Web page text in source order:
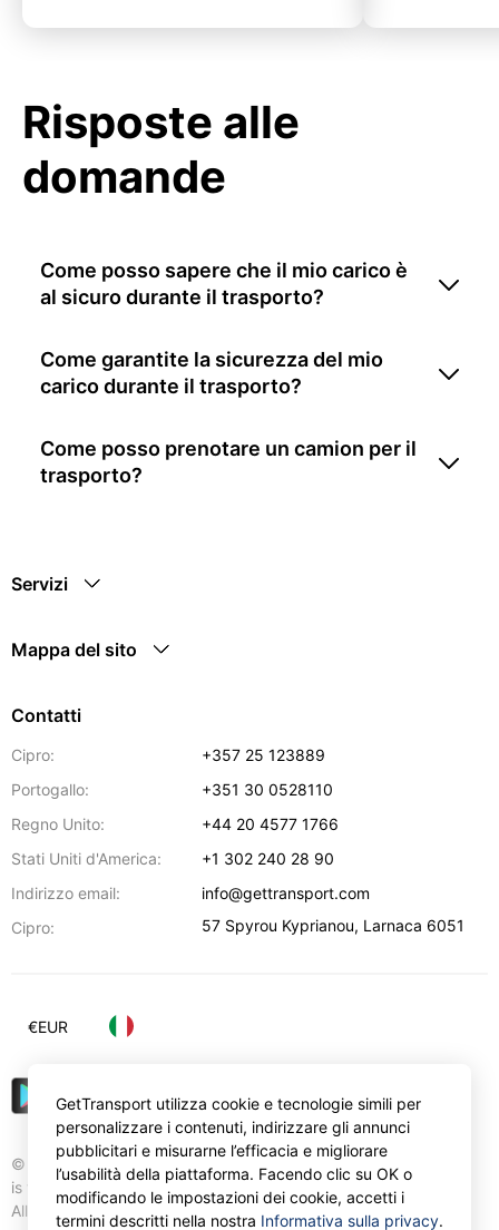
Risposte alle
domande
Come posso sapere che il mio carico è
al sicuro durante il trasporto?
Come garantite la sicurezza del mio
carico durante il trasporto?
Come posso prenotare un camion per il
trasporto?
Servizi
Mappa del sito
Contatti
Cipro:
+357 25 123889
Portogallo:
+351 30 0528110
Regno Unito:
+44 20 4577 1766
Stati Uniti d'America:
+1 302 240 28 90
Indirizzo email:
info@gettransport.com
Cipro:
57 Spyrou Kyprianou, Larnaca 6051
© Gettransport International Limited. GetTransport®
is trademark of Gettransport International Limited.
All rights reserved.
€EUR
GetTransport utilizza cookie e tecnologie simili per
personalizzare i contenuti, indirizzare gli annunci
pubblicitari e misurarne l’efficacia e migliorare
l’usabilità della piattaforma. Facendo clic su OK o
modificando le impostazioni dei cookie, accetti i
termini descritti nella nostra Informativa sulla privacy.